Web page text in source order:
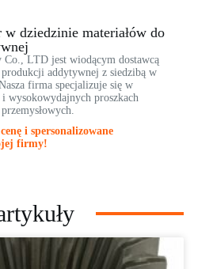
dziedzinie materiałów do
LTD jest wiodącym dostawcą
addytywnej z siedzibą w
firma specjalizuje się w
wysokowydajnych proszkach
i spersonalizowane
firmy!